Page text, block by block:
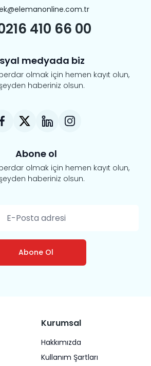
410 66 00
medyada biz
olmak için hemen kayıt olun,
haberiniz olsun.
Abone ol
olmak için hemen kayıt olun,
haberiniz olsun.
Abone Ol
Kurumsal
Hakkımızda
Kullanım Şartları